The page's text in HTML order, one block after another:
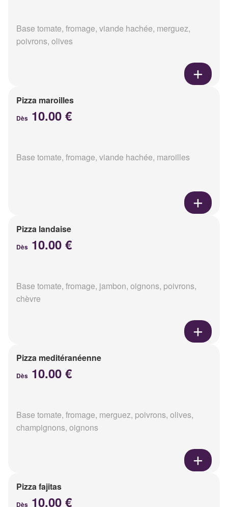
Base tomate, fromage, viande hachée, merguez,
poivrons, olives
Pizza maroilles
Dès 10.00 €
Base tomate, fromage, viande hachée, maroilles
Pizza landaise
Dès 10.00 €
Base tomate, fromage, jambon, oignons, poivrons,
chèvre
Pizza meditéranéenne
Dès 10.00 €
Base tomate, fromage, merguez, poivrons, olives,
champignons, oignons
Pizza fajitas
Dès 10.00 €